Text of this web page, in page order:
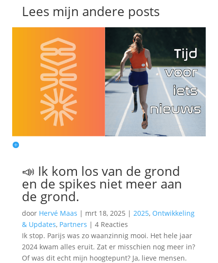
Lees mijn andere posts
📣 Ik kom los van de grond
en de spikes niet meer aan
de grond.
door Hervé Maas | mrt 18, 2025 | 2025, Ontwikkeling
& Updates, Partners | 4 Reacties
Ik stop. Parijs was zo waanzinnig mooi. Het hele jaar
2024 kwam alles eruit. Zat er misschien nog meer in?
Of was dit echt mijn hoogtepunt? Ja, lieve mensen.